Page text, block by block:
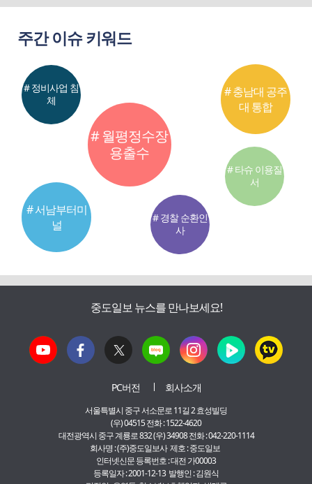
주간 이슈 키워드
# 월평정수장
용출수
# 서남부터미
널
# 충남대 공주
대 통합
# 정비사업 침
체
# 경찰 순환인
사
# 타슈 이용질
서
중도일보 뉴스를 만나보세요!
PC버전 회사소개
서울특별시 중구 서소문로 11길 2 효성빌딩
(우) 04515 전화 : 1522-4620
대전광역시 중구 계룡로 832 (우) 34908 전화 : 042-220-1114
회사명 : (주)중도일보사 제호 : 중도일보
인터넷신문 등록번호 : 대전 가00003
등록일자 : 2001-12-13 발행인 : 김원식